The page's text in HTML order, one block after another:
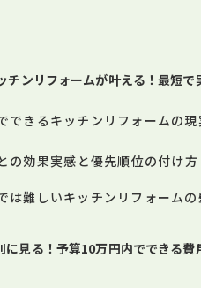
チンリフォームが叶える！最短で
できるキッチンリフォームの
の効果実感と優先順位の付け方
は難しいキッチンリフォーム
に見る！予算10万円内でできる